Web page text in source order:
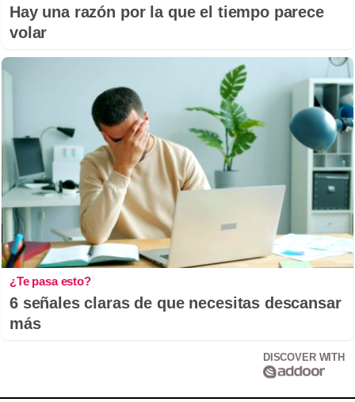
Hay una razón por la que el tiempo parece
volar
¿Te pasa esto?
6 señales claras de que necesitas descansar
más
DISCOVER WITH